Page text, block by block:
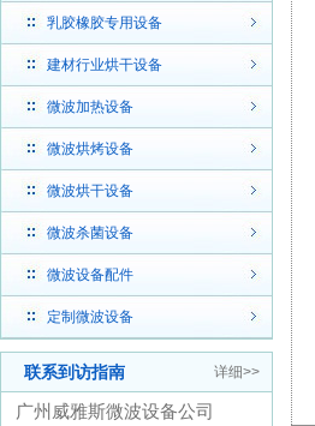
乳胶橡胶专用设备
建材行业烘干设备
微波加热设备
微波烘烤设备
微波烘干设备
微波杀菌设备
微波设备配件
定制微波设备
联系到访指南 详细>>
广州威雅斯微波设备公司